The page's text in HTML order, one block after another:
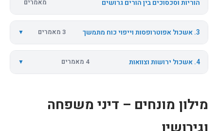
הוריות וסכסוכים בין הורים גרושים
מאמרים
מילון מונחים – דיני משפחה